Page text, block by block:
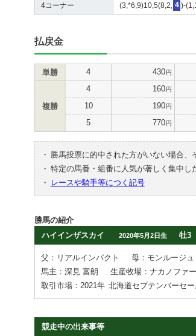
4コーナー (3,*6,9)10,5(8,2, 4 )-
払戻金
単勝 4 430円
複勝
4 160円
10 190円
5 770円
・ 勝馬投票に的中された方がいない場合、
・ 特定の馬番・組番に人気が著しく集中し
・
レースや騎手等につく記号
勝馬の紹介
ハイインザスカイ
2020年5月2日生 牡3
父：リアルインパクト
母：モンルージュ
馬主：深見 富朗
生産牧場：ナカノファ
取引市場：2021年 北海道セプテンバーセ
競走中の出来事等